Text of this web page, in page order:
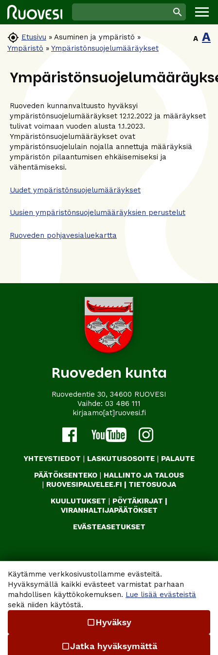
Käytämme verkkosivustollamme evästeitä.
Hyväksymällä kaikki evästeet varmistat parhaan
mahdollisen käyttökokemuksen. Lue lisää evästeistä
sekä niiden käytöstä.
check_box_outline_blank Hyväksy
check_box_outline_blankJatka hyväksymättä
 Etusivu » Asuminen ja ympäristö »
Ympäristö » Ympäristönsuojelumääräykset
A A
Ruoveden kunnanvaltuusto hyväksyi
ympäristönsuojelumääräykset 12.12.2022 ja määräykset
tulivat voimaan vuoden alusta 1.1.2023.
Ympäristönsuojelumääräykset ovat
ympäristönsuojelulain nojalla annettuja määräyksiä
ympäristön pilaantumisen ehkäisemiseksi ja
vähentämiseksi.
Uudet ympäristönsuojelumääräykset
Uusien ympäristönsuojelumääräyksien perustelut
Ruoveden pohjavesialuekartta
Ruoveden kunta
Ruovedentie 30, 34600 RUOVESI
Vaihde: 03 486 111
kirjaamo[at]ruovesi.fi
YHTEYSTIEDOT | LASKUTUSOSOITE | PALAUTE
PÄÄTÖKSENTEKO | HALLINTO JA TALOUS
| RUOVESIPALVELEE.FI | TIETOSUOJA
KUULUTUKSET | PÖYTÄKIRJAT |
VIRANHALTIJAPÄÄTÖKSET
EVÄSTEASETUKSET